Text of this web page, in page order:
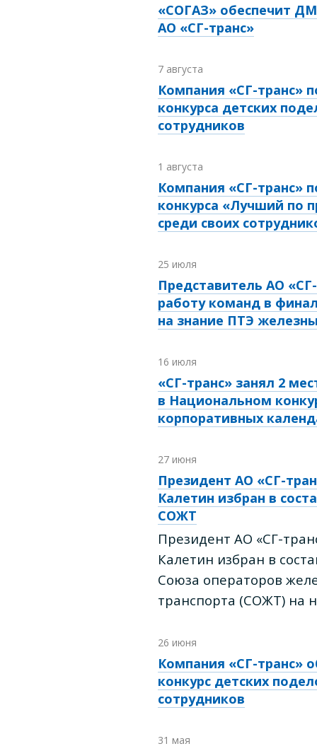
«СОГАЗ» обеспечит
АО «СГ-транс»
7 августа
Компания «СГ-транс»
конкурса детских
сотрудников
1 августа
Компания «СГ-транс»
конкурса «Лучший по
среди своих
25 июля
Представитель АО
работу команд в
на знание ПТЭ
16 июля
«СГ-транс» занял 2
в Национальном
корпоративных
27 июня
Президент АО «СГ-
Калетин избран в
СОЖТ
Президент АО «СГ-
Калетин избран в
Союза операторов
транспорта (СОЖТ) на
26 июня
Компания «СГ-транс»
конкурс детских
сотрудников
31 мая